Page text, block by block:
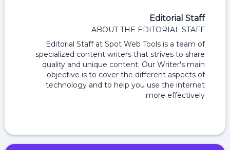
Editorial Staff
ABOUT THE EDITORIAL STAFF
Editorial Staff at Spot Web Tools is a team of
specialized content writers that strives to share
quality and unique content. Our Writer's main
objective is to cover the different aspects of
technology and to help you use the internet
more effectively.